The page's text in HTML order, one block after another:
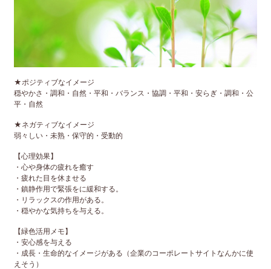
★ポジティブなイメージ
穏やかさ・調和・自然・平和・バランス・協調・平和・安らぎ・調和・公
平・自然
★ネガティブなイメージ
弱々しい・未熟・保守的・受動的
【心理効果】
・心や身体の疲れを癒す
・疲れた目を休ませる
・鎮静作用で緊張をに緩和する。
・リラックスの作用がある。
・穏やかな気持ちを与える。
【緑色活用メモ】
・安心感を与える
・成長・生命的なイメージがある（企業のコーポレートサイトなんかに使
えそう）